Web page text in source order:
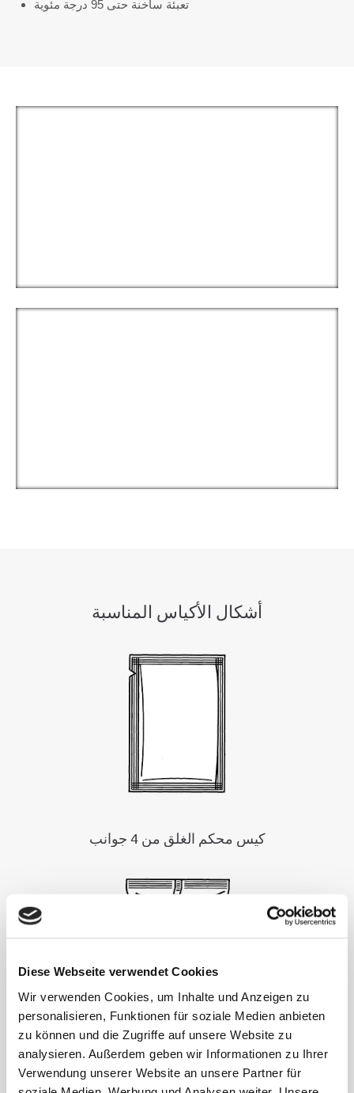
Diese Webseite verwendet Cookies
Wir verwenden Cookies, um Inhalte und Anzeigen zu
personalisieren, Funktionen für soziale Medien anbieten
zu können und die Zugriffe auf unsere Website zu
analysieren. Außerdem geben wir Informationen zu Ihrer
Verwendung unserer Website an unsere Partner für
تعبئة ساخنة حتى 95 درجة مئوية
أشكال الأكياس المناسبة
كيس محكم الغلق من 4 جوانب
الحقيبة الأنبوبية